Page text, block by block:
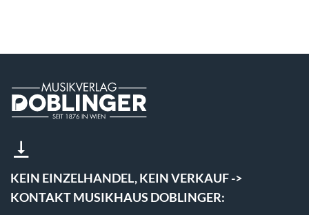
KEIN EINZELHANDEL, KEIN VERKAUF ->
KONTAKT MUSIKHAUS DOBLINGER: